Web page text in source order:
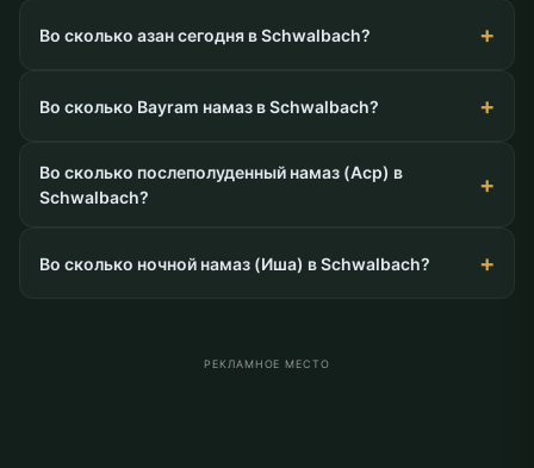
Во сколько азан сегодня в Schwalbach?
Во сколько Bayram намаз в Schwalbach?
Во сколько послеполуденный намаз (Аср) в
Schwalbach?
Во сколько ночной намаз (Иша) в Schwalbach?
РЕКЛАМНОЕ МЕСТО